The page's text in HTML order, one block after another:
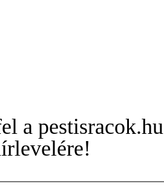
a pestisracok.hu